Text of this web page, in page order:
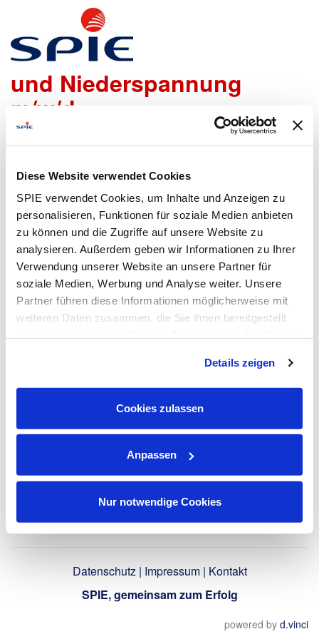
Diese Website verwendet Cookies
SPIE verwendet Cookies, um Inhalte und Anzeigen zu
personalisieren, Funktionen für soziale Medien anbieten
zu können und die Zugriffe auf unsere Website zu
analysieren. Außerdem geben wir Informationen zu Ihrer
Verwendung unserer Website an unsere Partner für
soziale Medien, Werbung und Analyse weiter. Unsere
Partner führen diese Informationen möglicherweise mit
weiteren Daten zusammen, die Sie ihnen bereitgestellt
Verarbeitung Ihrer Daten in den USA ein. Alle weiteren
Informationen zu Cookies finden Sie in unseren
Datenschutzhinweisen .
Details zeigen
Cookies zulassen
Anpassen
Nur notwendige Cookies
Elektromonteur für Mittel-
und Niederspannung
m/w/d
möchtest!
Um den Bewerbungsprozess für Dich so einfach wie
möglich zu gestalten, bieten wir Dir folgende Möglichkeiten
an, um Daten zu übermitteln:
Bewerbungsformular
ausfüllen
Lebenslauf
hochladen
Zurück
Datenschutz| Impressum| Kontakt
SPIE, gemeinsam zum Erfolg
powered by d.vinci